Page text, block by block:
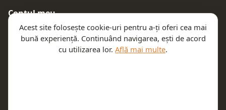
Contul meu
Autentificare
Comenzile mele
Acest site folosește cookie-uri pentru a-ți oferi cea mai
bună experiență. Continuând navigarea, ești de acord
cu utilizarea lor. Află mai multe.